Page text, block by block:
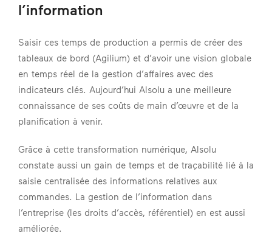
l’information
Saisir ces temps de production a permis de créer des
tableaux de bord (Agilium) et d’avoir une vision globale
en temps réel de la gestion d’affaires avec des
indicateurs clés. Aujourd’hui Alsolu a une meilleure
connaissance de ses coûts de main d’œuvre et de la
planification à venir.
Grâce à cette transformation numérique, Alsolu
constate aussi un gain de temps et de traçabilité lié à la
saisie centralisée des informations relatives aux
commandes. La gestion de l’information dans
l’entreprise (les droits d’accès, référentiel) en est aussi
améliorée.